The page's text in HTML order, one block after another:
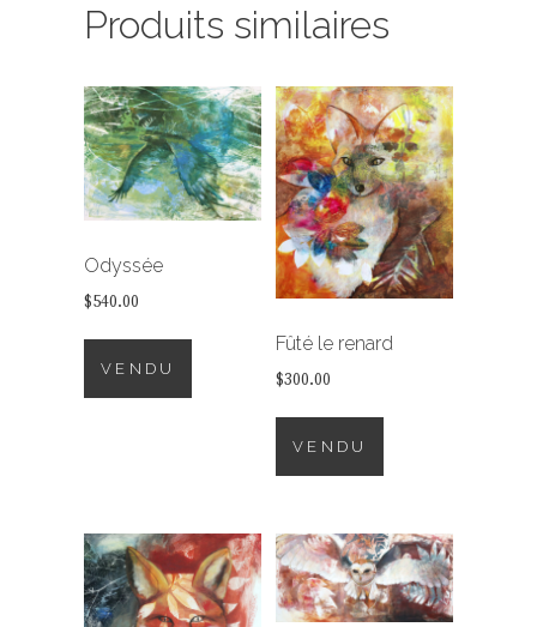
Produits similaires
Odyssée
$540.00
VENDU
Fûté le renard
$300.00
VENDU